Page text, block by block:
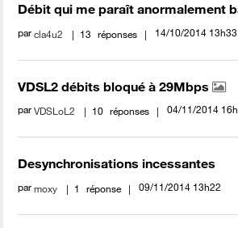
Débit qui me paraît anormalement
parcla4u2 13 réponses ‎14/10/2014 13h33
VDSL2 débits bloqué à 29Mbps
parVDSLoL2 10 réponses ‎04/11/2014
Desynchronisations incessantes
parmoxy 1 réponse ‎09/11/2014 13h22